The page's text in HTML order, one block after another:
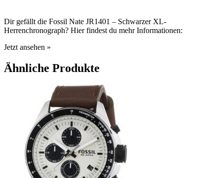
Dir gefällt die Fossil Nate JR1401 – Schwarzer XL-
Herrenchronograph? Hier findest du mehr Informationen:
Jetzt ansehen »
Ähnliche Produkte